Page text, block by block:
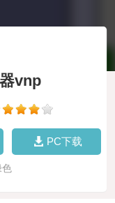
vnp
PC下载
色